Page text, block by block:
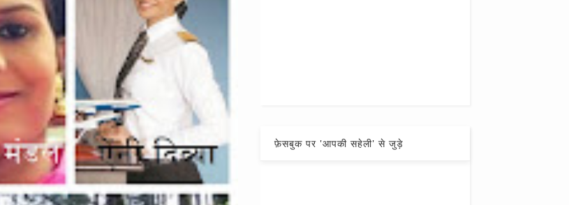
फ़ेसबुक पर 'आपकी सहेली' से जुड़े